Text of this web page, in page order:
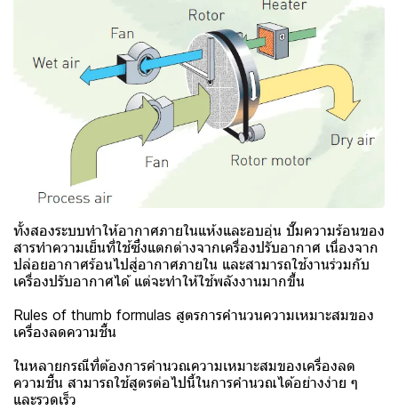
ทั้งสองระบบทำให้อากาศภายในแห้งและอบอุ่น ปั๊มความร้อนของ
สารทำความเย็นที่ใช้ซึ่งแตกต่างจากเครื่องปรับอากาศ เนื่องจาก
ปล่อยอากาศร้อนไปสู่อากาศภายใน และสามารถใช้งานร่วมกับ
เครื่องปรับอากาศได้ แต่จะทำให้ใช้พลังงานมากขึ้น
Rules of thumb formulas สูตรการคำนวนความเหมาะสมของ
เครื่องลดความชื้น
ในหลายกรณีที่ต้องการคำนวณความเหมาะสมของเครื่องลด
ความชื้น สามารถใช้สูตรต่อไปนี้ในการคำนวณได้อย่างง่าย ๆ
และรวดเร็ว